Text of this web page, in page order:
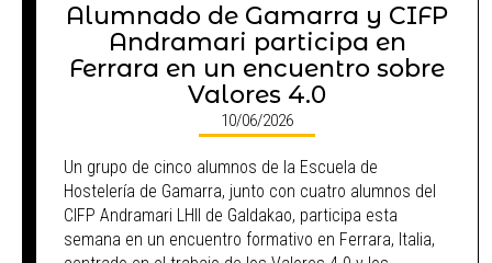
Alumnado de Gamarra y CIFP
Andramari participa en
Ferrara en un encuentro sobre
Valores 4.0
10/06/2026
Un grupo de cinco alumnos de la Escuela de
Hostelería de Gamarra, junto con cuatro alumnos del
CIFP Andramari LHII de Galdakao, participa esta
semana en un encuentro formativo en Ferrara, Italia,